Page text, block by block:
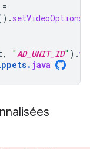
=
setVideoOptions
, "AD_UNIT_ID" ).
. java